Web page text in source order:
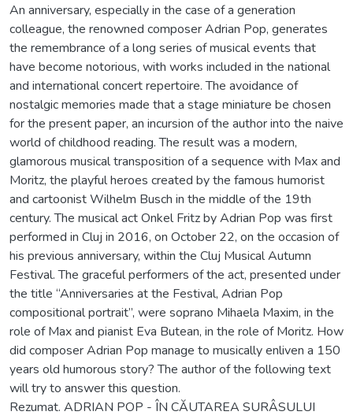
An anniversary, especially in the case of a generation
colleague, the renowned composer Adrian Pop, generates
the remembrance of a long series of musical events that
have become notorious, with works included in the national
and international concert repertoire. The avoidance of
nostalgic memories made that a stage miniature be chosen
for the present paper, an incursion of the author into the naive
world of childhood reading. The result was a modern,
glamorous musical transposition of a sequence with Max and
Moritz, the playful heroes created by the famous humorist
and cartoonist Wilhelm Busch in the middle of the 19th
century. The musical act Onkel Fritz by Adrian Pop was first
performed in Cluj in 2016, on October 22, on the occasion of
his previous anniversary, within the Cluj Musical Autumn
Festival. The graceful performers of the act, presented under
the title “Anniversaries at the Festival, Adrian Pop
compositional portrait”, were soprano Mihaela Maxim, in the
role of Max and pianist Eva Butean, in the role of Moritz. How
did composer Adrian Pop manage to musically enliven a 150
years old humorous story? The author of the following text
will try to answer this question.
Rezumat. ADRIAN POP - ÎN CĂUTAREA SURÂSULUI